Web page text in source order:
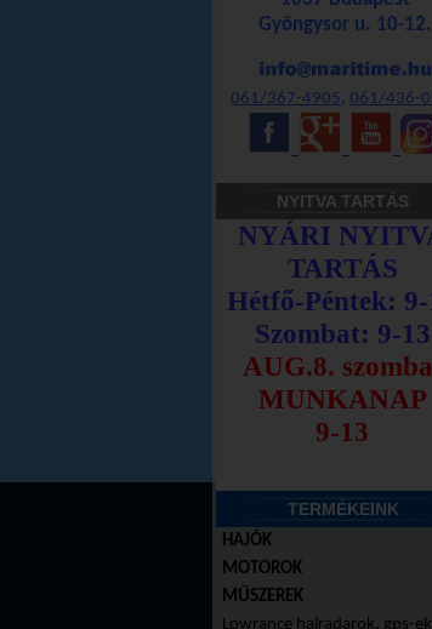
Gyöngysor u. 10-12.
061/367-4905, 061/436-
NYITVA TARTÁS
TERMÉKEINK
HAJÓK
MOTOROK
MŰSZEREK
Lowrance halradarok, gps-ek